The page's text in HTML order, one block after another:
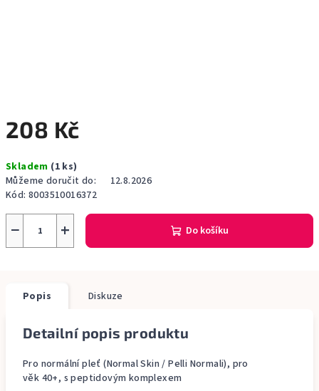
208 Kč
cena:
Skladem (1 ks)
Můžeme doručit do:
12.8.2026
Kód: 8003510016372
+
− Do košíku
Popis Diskuze
Detailní popis produktu
Pro normální pleť (Normal Skin / Pelli Normali), pro
věk 40+, s peptidovým komplexem